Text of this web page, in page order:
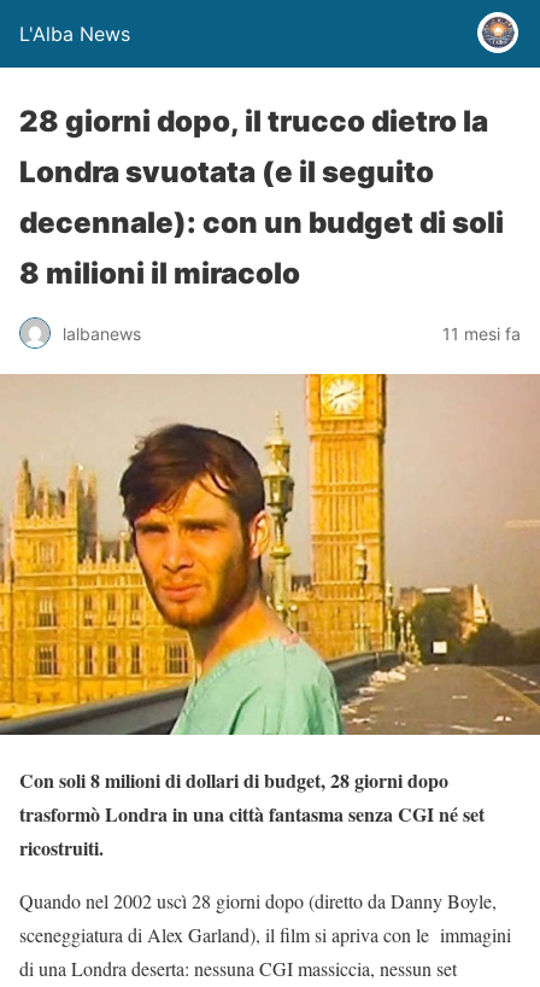
L'Alba News
28 giorni dopo, il trucco dietro la
Londra svuotata (e il seguito
decennale): con un budget di soli
8 milioni il miracolo
lalbanews 11 mesi fa
Con soli 8 milioni di dollari di budget, 28 giorni dopo
trasformò Londra in una città fantasma senza CGI né set
ricostruiti.
Quando nel 2002 uscì 28 giorni dopo (diretto da Danny Boyle,
sceneggiatura di Alex Garland), il film si apriva con le immagini
di una Londra deserta: nessuna CGI massiccia, nessun set